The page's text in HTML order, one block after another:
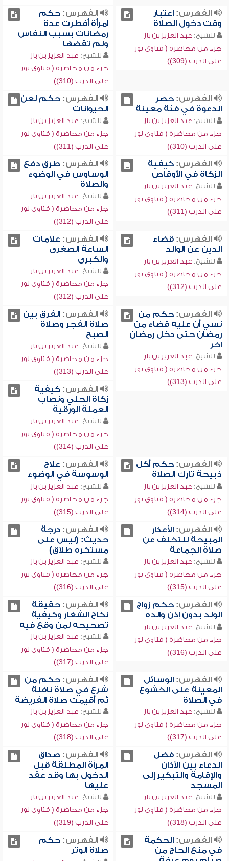
الفهرس:اعتبار
وقت دخول الصلاة
للشيخ: عبد العزيز بن باز
جزء من محاضرة ( فتاوى نور
على الدرب (309))
الفهرس:حكم
امرأة أفطرت عدة
رمضانات بسبب النفاس
ولم تقضها
للشيخ: عبد العزيز بن باز
جزء من محاضرة ( فتاوى نور
على الدرب (310))
الفهرس:حصر
الدعوة في فئة معينة
للشيخ: عبد العزيز بن باز
جزء من محاضرة ( فتاوى نور
على الدرب (310))
الفهرس:حكم لعن
الحيوانات
للشيخ: عبد العزيز بن باز
جزء من محاضرة ( فتاوى نور
على الدرب (311))
الفهرس:كيفية
الزكاة في الأوقاص
للشيخ: عبد العزيز بن باز
جزء من محاضرة ( فتاوى نور
على الدرب (311))
الفهرس: طرق دفع
الوساوس في الوضوء
والصلاة
للشيخ: عبد العزيز بن باز
جزء من محاضرة ( فتاوى نور
على الدرب (312))
الفهرس:قضاء
الدين عن الوالد
للشيخ: عبد العزيز بن باز
جزء من محاضرة ( فتاوى نور
على الدرب (312))
الفهرس: علامات
الساعة الصغرى
والكبرى
للشيخ: عبد العزيز بن باز
جزء من محاضرة ( فتاوى نور
على الدرب (312))
الفهرس:حكم من
نسي أن عليه قضاء من
رمضان حتى دخل رمضان
آخر
للشيخ: عبد العزيز بن باز
جزء من محاضرة ( فتاوى نور
على الدرب (313))
الفهرس:الفرق بين
صلاة الفجر وصلاة
الصبح
للشيخ: عبد العزيز بن باز
جزء من محاضرة ( فتاوى نور
على الدرب (313))
الفهرس:كيفية
زكاة الحلي ونصاب
العملة الورقية
للشيخ: عبد العزيز بن باز
جزء من محاضرة ( فتاوى نور
على الدرب (314))
الفهرس:حكم أكل
ذبيحة تارك الصلاة
للشيخ: عبد العزيز بن باز
جزء من محاضرة ( فتاوى نور
على الدرب (314))
الفهرس: علاج
الوسوسة في الوضوء
للشيخ: عبد العزيز بن باز
جزء من محاضرة ( فتاوى نور
على الدرب (315))
الفهرس:الأعذار
المبيحة للتخلف عن
صلاة الجماعة
للشيخ: عبد العزيز بن باز
جزء من محاضرة ( فتاوى نور
على الدرب (315))
الفهرس:درجة
حديث: (ليس على
مستكره طلاق)
للشيخ: عبد العزيز بن باز
جزء من محاضرة ( فتاوى نور
على الدرب (316))
الفهرس:حكم زواج
الولد بدون إذن والده
للشيخ: عبد العزيز بن باز
جزء من محاضرة ( فتاوى نور
على الدرب (316))
الفهرس:حقيقة
نكاح الشغار وكيفية
تصحيحه لمن وقع فيه
للشيخ: عبد العزيز بن باز
جزء من محاضرة ( فتاوى نور
على الدرب (317))
الفهرس:الوسائل
المعينة على الخشوع
في الصلاة
للشيخ: عبد العزيز بن باز
جزء من محاضرة ( فتاوى نور
على الدرب (317))
الفهرس:حكم من
شرع في صلاة نافلة
ثم أقيمت صلاة الفريضة
للشيخ: عبد العزيز بن باز
جزء من محاضرة ( فتاوى نور
على الدرب (318))
الفهرس:فضل
الدعاء بين الأذان
والإقامة والتبكير إلى
المسجد
للشيخ: عبد العزيز بن باز
جزء من محاضرة ( فتاوى نور
على الدرب (318))
الفهرس: صداق
المرأة المطلقة قبل
الدخول بها وقد عقد
عليها
للشيخ: عبد العزيز بن باز
جزء من محاضرة ( فتاوى نور
على الدرب (319))
الفهرس:الحكمة
في منع الحاج من
الفهرس:حكم
صلاة الوتر